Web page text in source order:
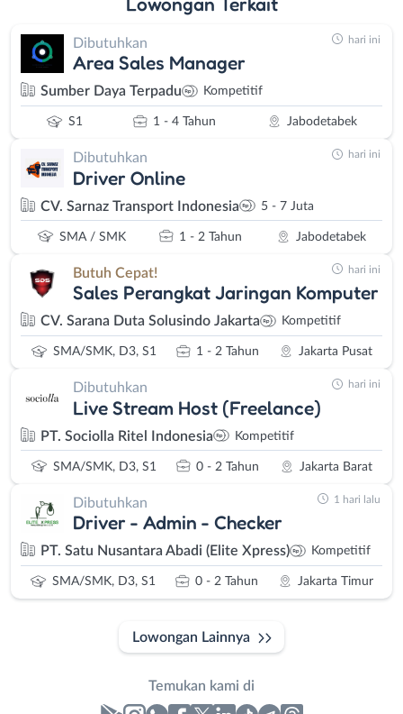
Dibutuhkan
Area Sales Manager
Sumber Daya Terpadu Kompetitif
S1 1 - 4 Tahun Jabodetabek
hari ini
Dibutuhkan
Driver Online
CV. Sarnaz Transport Indonesia 5 - 7 Juta
SMA / SMK 1 - 2 Tahun Jabodetabek
hari ini
Butuh Cepat!
Sales Perangkat Jaringan Komputer
CV. Sarana Duta Solusindo Jakarta Kompetitif
SMA/SMK, D3, S1 1 - 2 Tahun Jakarta Pusat
hari ini
Dibutuhkan
Live Stream Host (Freelance)
PT. Sociolla Ritel Indonesia Kompetitif
SMA/SMK, D3, S1 0 - 2 Tahun Jakarta Barat
hari ini
Dibutuhkan
Driver - Admin - Checker
PT. Satu Nusantara Abadi (Elite Xpress) Kompetitif
SMA/SMK, D3, S1 0 - 2 Tahun Jakarta Timur
1 hari lalu
Lowongan Lainnya
Temukan kami di